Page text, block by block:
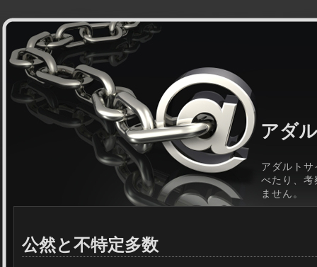
アダ
アダルト
べたり、
ません。
公然と不特定多数